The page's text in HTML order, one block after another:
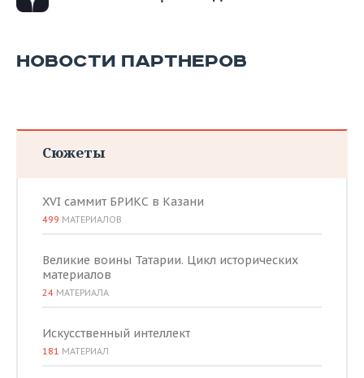
НОВОСТИ ПАРТНЕРОВ
Сюжеты
XVI саммит БРИКС в Казани
499 МАТЕРИАЛОВ
Великие воины Татарии. Цикл исторических
материалов
24 МАТЕРИАЛА
Искусственный интеллект
181 МАТЕРИАЛ